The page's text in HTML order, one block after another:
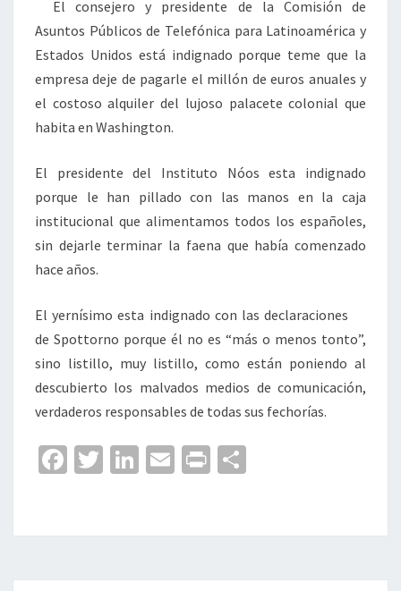
El consejero y presidente de la Comisión de
Asuntos Públicos de Telefónica para Latinoamérica y
Estados Unidos está indignado porque teme que la
empresa deje de pagarle el millón de euros anuales y
el costoso alquiler del lujoso palacete colonial que
habita en Washington.
El presidente del Instituto Nóos esta indignado
porque le han pillado con las manos en la caja
institucional que alimentamos todos los españoles,
sin dejarle terminar la faena que había comenzado
hace años.
El yernísimo esta indignado con las declaraciones
de Spottorno porque él no es “más o menos tonto”,
sino listillo, muy listillo, como están poniendo al
descubierto los malvados medios de comunicación,
verdaderos responsables de todas sus fechorías.
Fa
o
o
T
er
Li
dI
n
E
l
Pr
p
ar